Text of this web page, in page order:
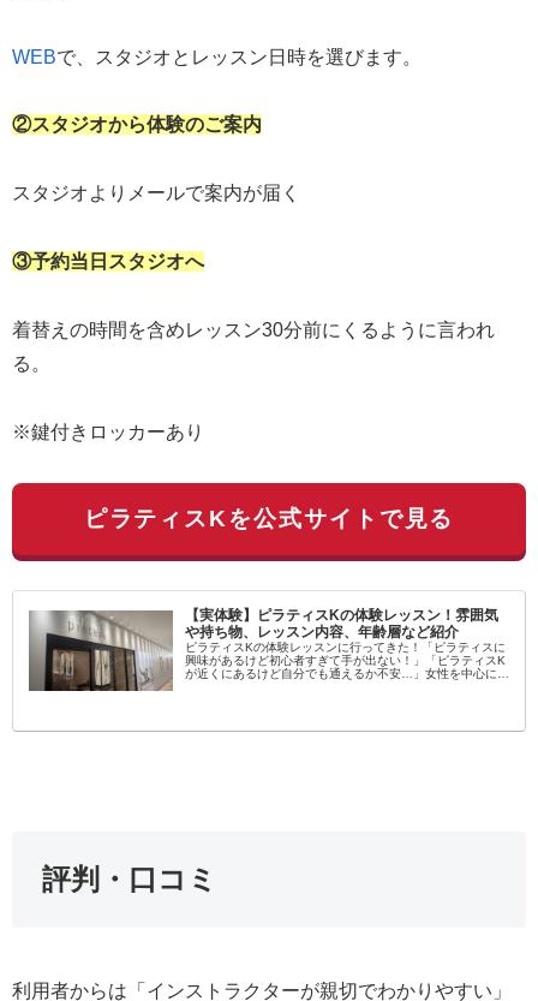
WEBで、スタジオとレッスン日時を選びます。
②スタジオから体験のご案内
スタジオよりメールで案内が届く
③予約当日スタジオへ
着替えの時間を含めレッスン30分前にくるように言われ
る。
※鍵付きロッカーあり
ピラティスKを公式サイトで見る
【実体験】ピラティスKの体験レッスン！雰囲気
や持ち物、レッスン内容、年齢層など紹介
ピラティスKの体験レッスンに行ってきた！「ピラティスに
興味があるけど初心者すぎて手が出ない！」「ピラティスK
が近くにあるけど自分でも通えるか不安…」女性を中心に大
評判・口コミ
利用者からは「インストラクターが親切でわかりやすい」